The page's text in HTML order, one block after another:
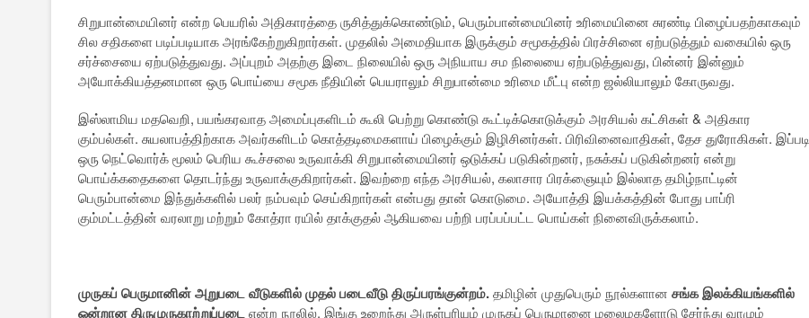
சிறுபான்மையினர் என்ற பெயரில் அதிகாரத்தை ருசித்துக்கொண்டும், பெரும்பான்மையினர் உரிமையினை சுரண்டி பிழைப்பதற்காகவும்
சில சதிகளை படிப்படியாக அரங்கேற்றுகிறார்கள். முதலில் அமைதியாக இருக்கும் சமூகத்தில் பிரச்சினை ஏற்படுத்தும் வகையில் ஒரு
சர்ச்சையை ஏற்படுத்துவது. அப்புறம் அதற்கு இடை நிலையில் ஒரு அநியாய சம நிலையை ஏற்படுத்துவது, பின்னர் இன்னும்
அயோக்கியத்தனமான ஒரு பொய்யை சமூக நீதியின் பெயராலும் சிறுபான்மை உரிமை மீட்பு என்ற ஜல்லியாலும் கோருவது.
இஸ்லாமிய மதவெறி, பயங்கரவாத அமைப்புகளிடம் கூலி பெற்று கொண்டு கூட்டிக்கொடுக்கும் அரசியல் கட்சிகள் & அதிகார
கும்பல்கள். சுயலாபத்திற்காக அவர்களிடம் கொத்தடிமைகளாய் பிழைக்கும் இழிசினர்கள். பிரிவினைவாதிகள், தேச துரோகிகள். இப்படி
ஒரு நெட்வொர்க் மூலம் பெரிய கூச்சலை உருவாக்கி சிறுபான்மையினர் ஒடுக்கப் படுகின்றனர், நசுக்கப் படுகின்றனர் என்று
பொய்க்கதைகளை தொடர்ந்து உருவாக்குகிறார்கள். இவற்றை எந்த அரசியல், கலாசார பிரக்ஞையும் இல்லாத தமிழ்நாட்டின்
பெரும்பான்மை இந்துக்களில் பலர் நம்பவும் செய்கிறார்கள் என்பது தான் கொடுமை. அயோத்தி இயக்கத்தின் போது பாப்ரி
கும்மட்டத்தின் வரலாறு மற்றும் கோத்ரா ரயில் தாக்குதல் ஆகியவை பற்றி பரப்பப்பட்ட பொய்கள் நினைவிருக்கலாம்.
முருகப் பெருமானின் அறுபடை வீடுகளில் முதல் படைவீடு திருப்பரங்குன்றம்.தமிழின் முதுபெரும் நூல்களான சங்க இலக்கியங்களில்
ஒன்றான திருமுருகாற்றுப்படைஎன்ற நூலில், இங்கு உறைந்து அருள்புரியும் முருகப் பெருமானை மலைமகளோடு சேர்ந்து வாழும்